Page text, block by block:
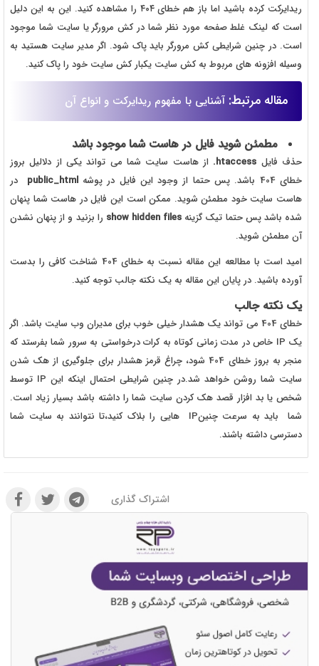
ریدایرکت کرده باشید اما باز هم خطای ۴۰۴ را مشاهده کنید. این به این دلیل
است که لینک غلط صفحه مورد نظر شما در کش مرورگر یا سایت شما موجود
است. در چنین شرایطی کش مرورگر باید پاک شود. اگر مدیر سایت هستید به
وسیله افزونه های مربوط به کش سایت یکبار کش سایت خود را پاک کنید.
مقاله مرتبط: آشنایی با مفهوم ریدایرکت و انواع آن
مطمئن شوید فایل در هاست شما موجود باشد
حذف فایل htaccess. از هاست سایت شما می تواند یکی از دلالیل بروز
خطای 404 باشد. پس حتما از وجود این فایل در پوشه
public_html در
هاست سایت خود مطمئن شوید. ممکن است این فایل در هاست شما پنهان
شده باشد پس حتما تیک گزینه show hidden files را بزنید و از پنهان نشدن
آن مطمئن شوید.
امید است با مطالعه این مقاله نسبت به خطای 404 شناخت کافی را بدست
آورده باشید. در پایان این مقاله به یک نکته جالب توجه کنید.
یک نکته جالب
خطای 404 می تواند یک هشدار خیلی خوب برای مدیران وب سایت باشد. اگر
یک IP خاص در مدت زمانی کوتاه به کرات درخواستی به سرور شما بفرستد که
منجر به بروز خطای 404 شود، چراغ قرمز هشدار برای جلوگیری از هک شدن
سایت شما روشن خواهد شد.در چنین شرایطی احتمال اینکه این IP توسط
شخص یا بد افزار قصد هک کردن سایت شما را داشته باشد بسیار زیاد است.
شما باید به سرعت چنینIP هایی را بلاک کنید،تا نتوانند به سایت شما
دسترسی داشته باشند.
اشتراک گذاری